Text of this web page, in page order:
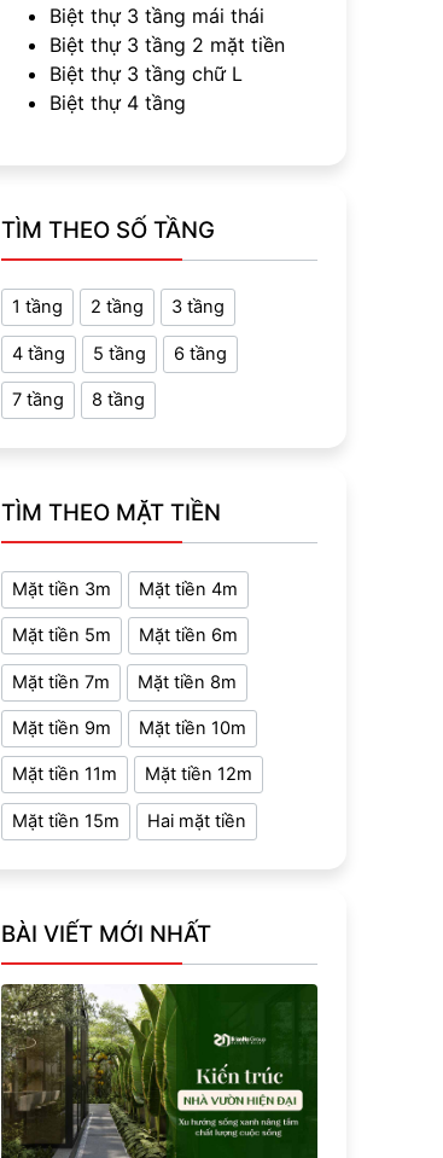
Biệt thự 3 tầng mái thái
Biệt thự 3 tầng 2 mặt tiền
Biệt thự 3 tầng chữ L
Biệt thự 4 tầng
TÌM THEO SỐ TẦNG
1 tầng 2 tầng 3 tầng
4 tầng 5 tầng 6 tầng
7 tầng 8 tầng
TÌM THEO MẶT TIỀN
Mặt tiền 3m Mặt tiền 4m
Mặt tiền 5m Mặt tiền 6m
Mặt tiền 7m Mặt tiền 8m
Mặt tiền 9m Mặt tiền 10m
Mặt tiền 11m Mặt tiền 12m
Mặt tiền 15m Hai mặt tiền
BÀI VIẾT MỚI NHẤT